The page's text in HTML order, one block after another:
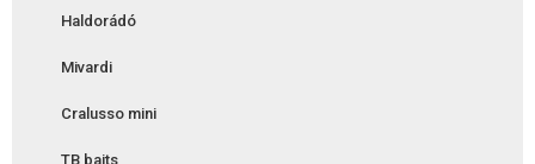
Haldorádó
Mivardi
Cralusso mini
TB baits